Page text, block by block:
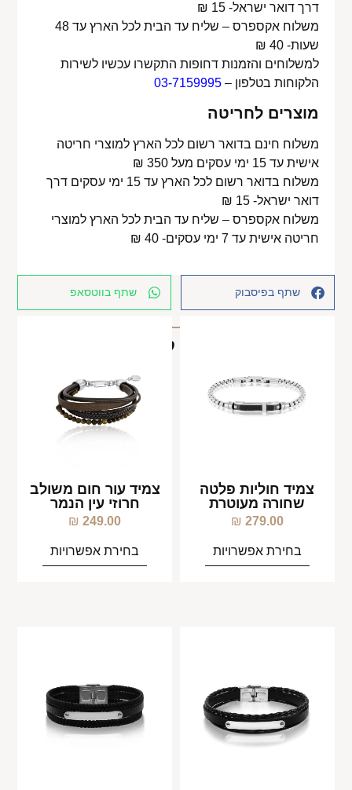
דרך דואר ישראל- 15 ₪
משלוח אקספרס – שליח עד הבית לכל הארץ עד 48
שעות- 40 ₪
למשלוחים והזמנות דחופות התקשרו עכשיו לשירות
הלקוחות בטלפון –03-7159995
מוצרים לחריטה
משלוח חינם בדואר רשום לכל הארץ למוצרי חריטה
אישית עד 15 ימי עסקים מעל 350 ₪
משלוח בדואר רשום לכל הארץ עד 15 ימי עסקים דרך
דואר ישראל- 15 ₪
משלוח אקספרס – שליח עד הבית לכל הארץ למוצרי
חריטה אישית עד 7 ימי עסקים- 40 ₪
שתף בפיסבוק שתף בווטסאפ
מוצרים קשורים
צמיד חוליות פלטה
שחורה מעוטרת
279.00
₪
בחירת אפשרויות
צמיד עור חום משולב
חרוזי עין הנמר
249.00
₪
בחירת אפשרויות